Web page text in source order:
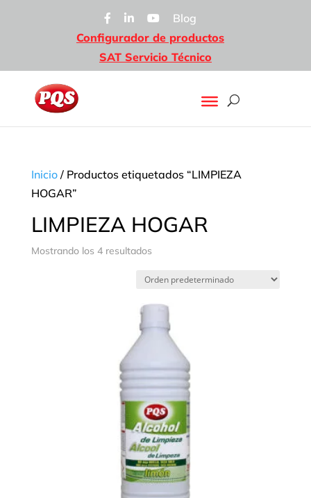
Blog
Configurador de productos
SAT Servicio Técnico
Inicio/ Productos etiquetados “LIMPIEZA
HOGAR”
LIMPIEZA HOGAR
Mostrando los 4 resultados